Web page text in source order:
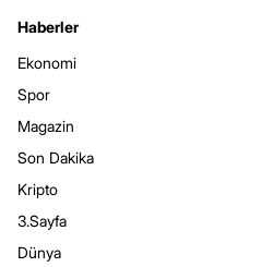
Haberler
Ekonomi
Spor
Magazin
Son Dakika
Kripto
3.Sayfa
Dünya